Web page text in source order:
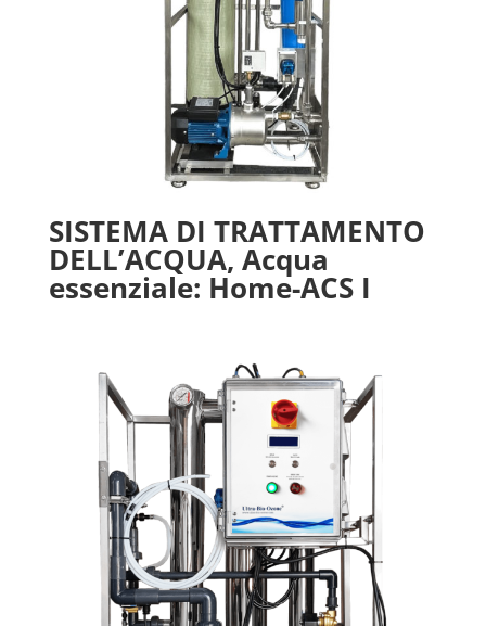
SISTEMA DI TRATTAMENTO
DELL’ACQUA, Acqua
essenziale: Home-ACS I